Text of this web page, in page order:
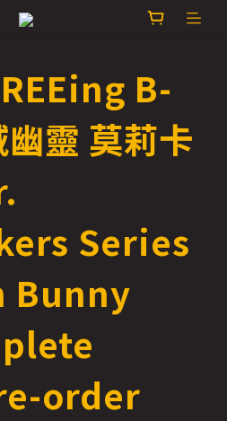
B-
靈 莫莉卡
Series
Bunny
order